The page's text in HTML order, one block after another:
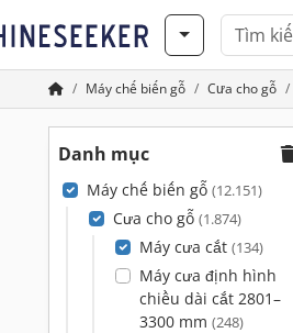
Máy chế biến gỗ Cưa cho gỗ
Danh mục
Máy chế biến gỗ (12.151)
Cưa cho gỗ (1.874)
Máy cưa cắt (134)
Máy cưa định hình
chiều dài cắt 2801–
3300 mm (248)